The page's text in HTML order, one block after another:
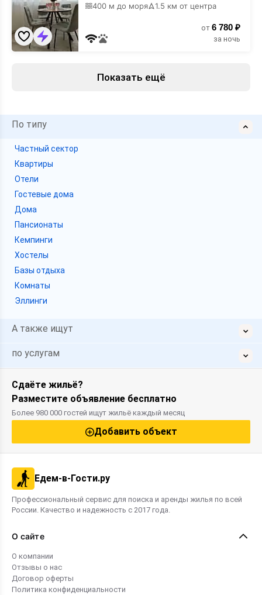
400 м до моря
1.5 км от центра
от 6 780 ₽
за ночь
Показать ещё
По типу
Частный сектор
Квартиры
Отели
Гостевые дома
Дома
Пансионаты
Кемпинги
Хостелы
Базы отдыха
Комнаты
Эллинги
А также ищут
по услугам
Сдаёте жильё?
Разместите объявление бесплатно
Более 980 000 гостей ищут жильё каждый месяц
Добавить объект
Едем-в-Гости.ру
Профессиональный сервис для поиска и аренды жилья по всей
России. Качество и надежность с 2017 года.
О сайте
О компании
Отзывы о нас
Договор оферты
Политика конфиденциальности